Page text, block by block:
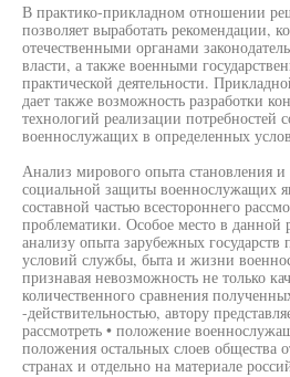
В практико-прикладном отношении
позволяет выработать рекомендации,
отечественными органами
власти, а также военными
практической деятельности.
дает также возможность разработки
технологий реализации потребностей
военнослужащих в определенных
Анализ мирового опыта становления и
социальной защиты военнослужащих
составной частью всестороннего
проблематики. Особое место в данной
анализу опыта зарубежных
условий службы, быта и жизни
признавая невозможность не только
количественного сравнения
-действительностью, автору
рассмотреть • положение
положения остальных слоев общества
странах и отдельно на материале